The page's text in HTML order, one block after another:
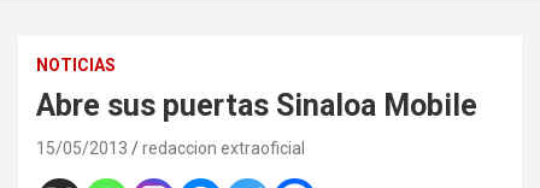
NOTICIAS
Abre sus puertas Sinaloa Mobile
15/05/2013 redaccion extraoficial